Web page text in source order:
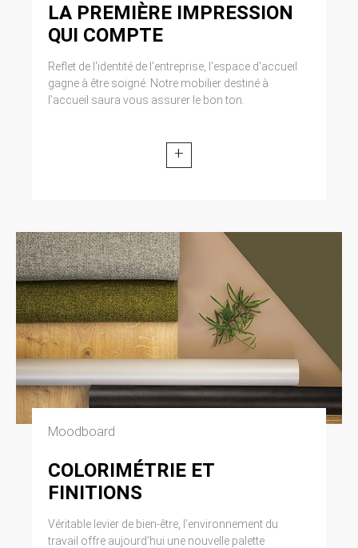
LA PREMIÈRE IMPRESSION
QUI COMPTE
Reflet de l'identité de l'entreprise, l'espace d'accueil
gagne à être soigné. Notre mobilier destiné à
l’accueil saura vous assurer le bon ton.
+
Moodboard
COLORIMÉTRIE ET
FINITIONS
Véritable levier de bien-être, l’environnement du
travail offre aujourd’hui une nouvelle palette